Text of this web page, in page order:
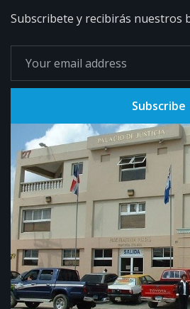
Subscribete y recibirás nuestros
Subscribe